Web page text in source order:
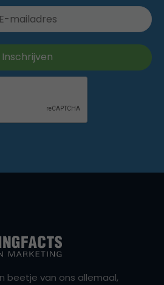
beetje van ons allemaal,